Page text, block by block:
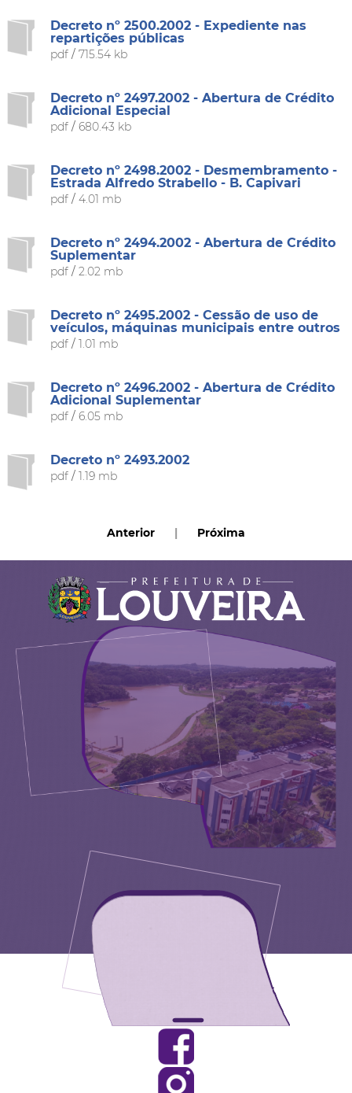
Decreto nº 2500.2002 - Expediente nas
repartições públicas
pdf/ 715.54 kb
Decreto nº 2497.2002 - Abertura de Crédito
Adicional Especial
pdf/ 680.43 kb
Decreto nº 2498.2002 - Desmembramento -
Estrada Alfredo Strabello - B. Capivari
pdf/ 4.01 mb
Decreto nº 2494.2002 - Abertura de Crédito
Suplementar
pdf/ 2.02 mb
Decreto nº 2495.2002 - Cessão de uso de
veículos, máquinas municipais entre outros
pdf/ 1.01 mb
Decreto nº 2496.2002 - Abertura de Crédito
Adicional Suplementar
pdf/ 6.05 mb
Decreto nº 2493.2002
pdf/ 1.19 mb
Anterior | Próxima